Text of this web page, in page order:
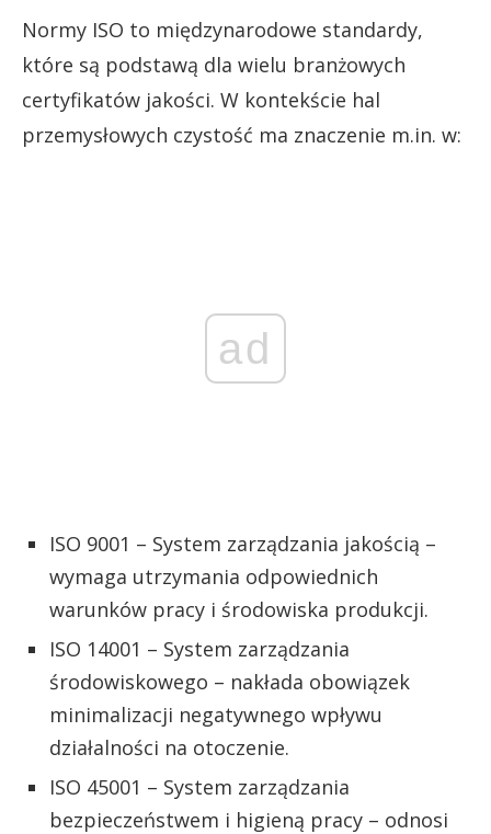
Normy ISO to międzynarodowe standardy,
które są podstawą dla wielu branżowych
certyfikatów jakości. W kontekście hal
przemysłowych czystość ma znaczenie m.in. w:
ad
ISO 9001 – System zarządzania jakością –
wymaga utrzymania odpowiednich
warunków pracy i środowiska produkcji.
ISO 14001 – System zarządzania
środowiskowego – nakłada obowiązek
minimalizacji negatywnego wpływu
działalności na otoczenie.
ISO 45001 – System zarządzania
bezpieczeństwem i higieną pracy – odnosi